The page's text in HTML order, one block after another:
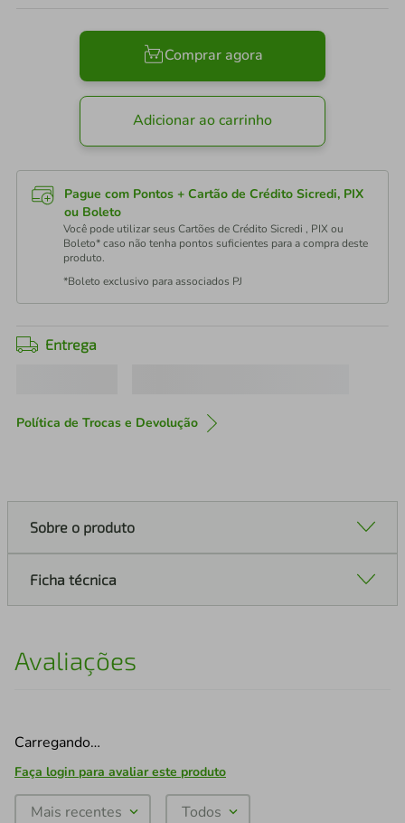
Comprar agora
Adicionar ao carrinho
Pague com Pontos + Cartão de Crédito Sicredi, PIX
ou Boleto
Você pode utilizar seus Cartões de Crédito Sicredi , PIX ou
Boleto* caso não tenha pontos suficientes para a compra deste
produto.
*Boleto exclusivo para associados PJ
Entrega
Política de Trocas e Devolução
Sobre o produto
Ficha técnica
Avaliações
Carregando…
Faça login para avaliar este produto
Mais recentes Todos